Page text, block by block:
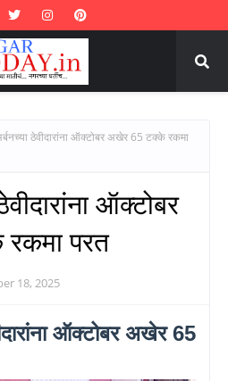
ठेवीदारांना ऑक्टोबर अखेर 65 टक्के रकमा
ऑक्टोबर
परत
18, 2025
ऑक्टोबर अखेर 65